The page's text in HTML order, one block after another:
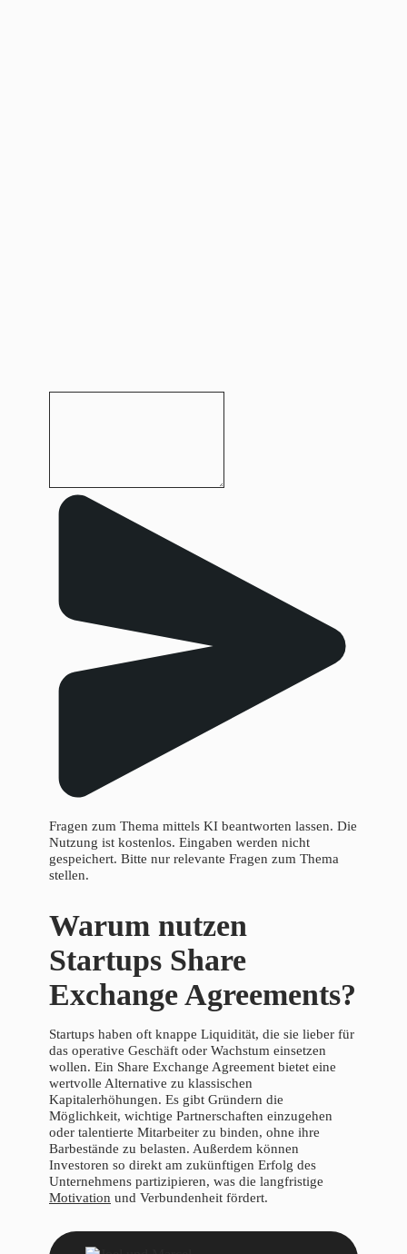
Fragen zum Thema mittels KI beantworten lassen. Die
Nutzung ist kostenlos. Eingaben werden nicht
gespeichert. Bitte nur relevante Fragen zum Thema
stellen.
Warum nutzen
Startups Share
Exchange Agreements?
Startups haben oft knappe Liquidität, die sie lieber für
das operative Geschäft oder Wachstum einsetzen
wollen. Ein Share Exchange Agreement bietet eine
wertvolle Alternative zu klassischen
Kapitalerhöhungen. Es gibt Gründern die
Möglichkeit, wichtige Partnerschaften einzugehen
oder talentierte Mitarbeiter zu binden, ohne ihre
Barbestände zu belasten. Außerdem können
Investoren so direkt am zukünftigen Erfolg des
Unternehmens partizipieren, was die langfristige
Motivation und Verbundenheit fördert.